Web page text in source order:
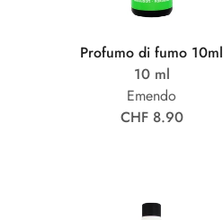
Profumo di fumo 10ml
10 ml
Emendo
CHF 8.90